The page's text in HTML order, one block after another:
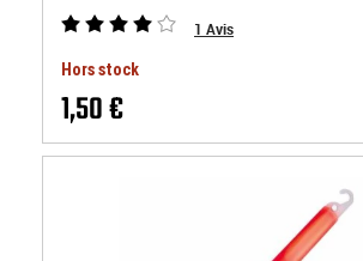
1 Avis
Hors stock
1,50 €